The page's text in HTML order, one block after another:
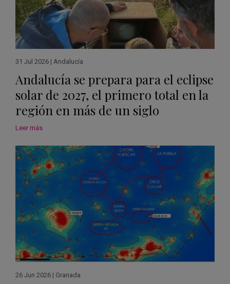
31 Jul 2026 | Andalucía
Andalucía se prepara para el eclipse
solar de 2027, el primero total en la
región en más de un siglo
Leer más
26 Jun 2026 | Granada